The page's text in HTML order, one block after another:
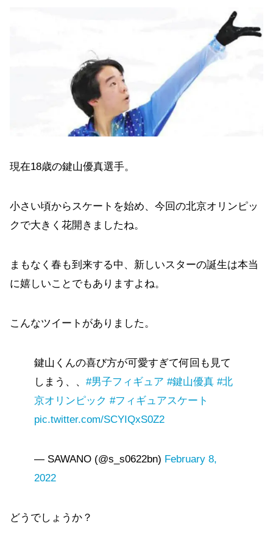
現在18歳の鍵山優真選手。
小さい頃からスケートを始め、今回の北京オリンピッ
クで大きく花開きましたね。
まもなく春も到来する中、新しいスターの誕生は本当
に嬉しいことでもありますよね。
こんなツイートがありました。
鍵山くんの喜び方が可愛すぎて何回も見て
しまう、、 #男子フィギュア #鍵山優真 #北
京オリンピック #フィギュアスケート
pic.twitter.com/SCYIQxS0Z2
— SAWANO (@s_s0622bn) February 8,
2022
どうでしょうか？